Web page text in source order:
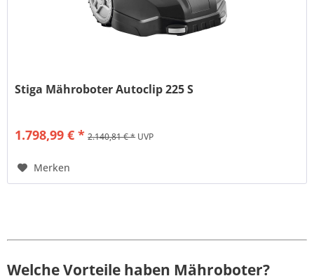
Stiga Mähroboter Autoclip 225 S
1.798,99 € * 2.140,81 € *UVP
Merken
Welche Vorteile haben Mähroboter?